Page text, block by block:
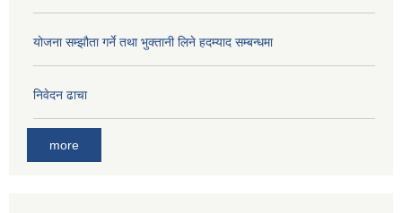
योजना सम्झौता गर्ने तथा भुक्तानी लिने हदम्याद सम्बन्धमा
निवेदन ढाचा
more